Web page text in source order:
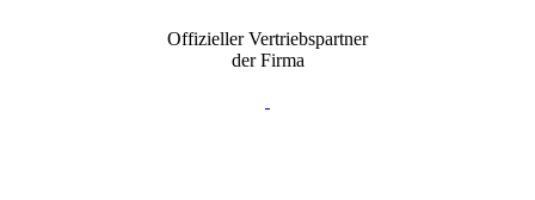
Offizieller Vertriebspartner
der Firma